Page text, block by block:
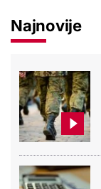
Najnovije